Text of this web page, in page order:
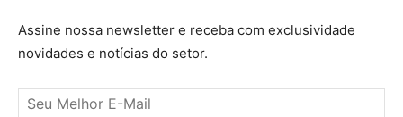
Assine nossa newsletter e receba com exclusividade
novidades e notícias do setor.